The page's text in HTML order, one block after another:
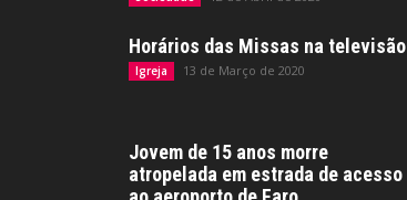
Horários das Missas na televisão
Igreja 13 de Março de 2020
Jovem de 15 anos morre
atropelada em estrada de acesso